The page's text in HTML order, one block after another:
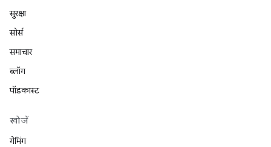
सुरक्षा
सोर्स
समाचार
ब्लॉग
पॉडकास्ट
खोजें
गेमिंग